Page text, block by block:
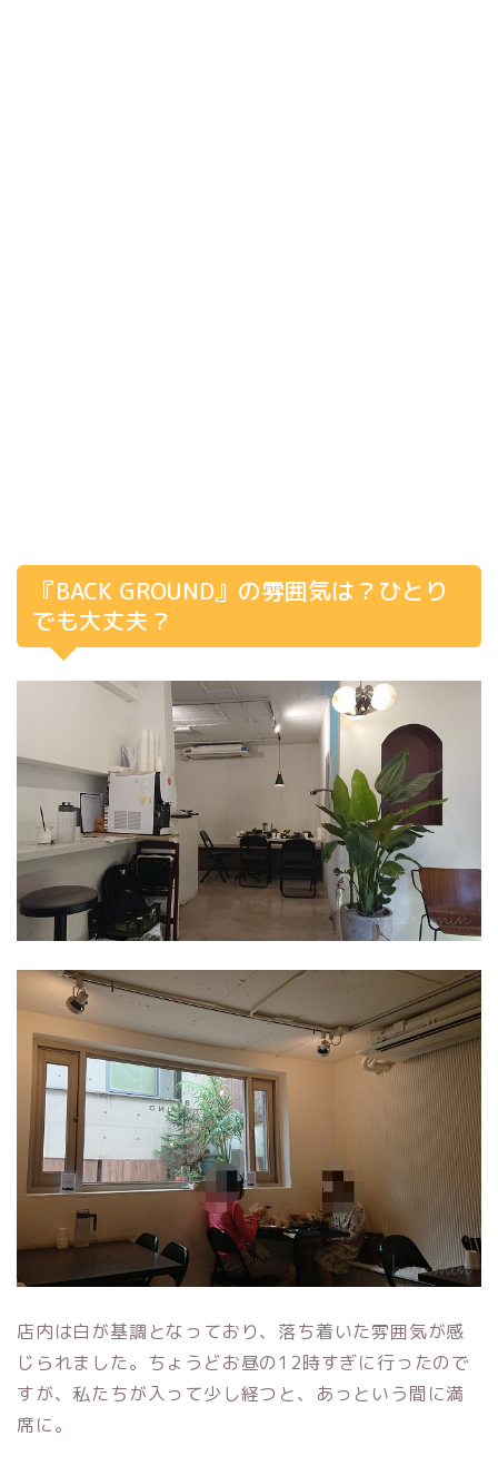
『BACK GROUND』の雰囲気は？ひとり
でも大丈夫？
店内は白が基調となっており、落ち着いた雰囲気が感
じられました。ちょうどお昼の12時すぎに行ったので
すが、私たちが入って少し経つと、あっという間に満
席に。